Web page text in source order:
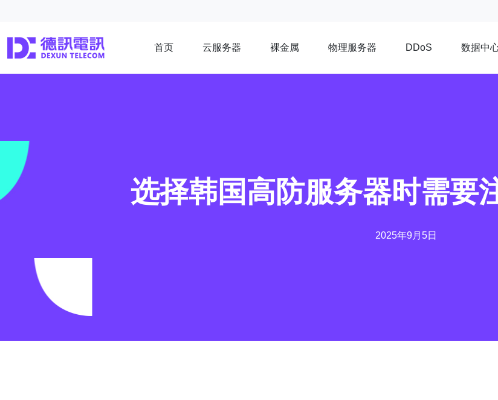
首页 云服务器 裸金属 物理服务器 DDoS 数据中
选择韩国高防服务器时需要
2025年9月5日